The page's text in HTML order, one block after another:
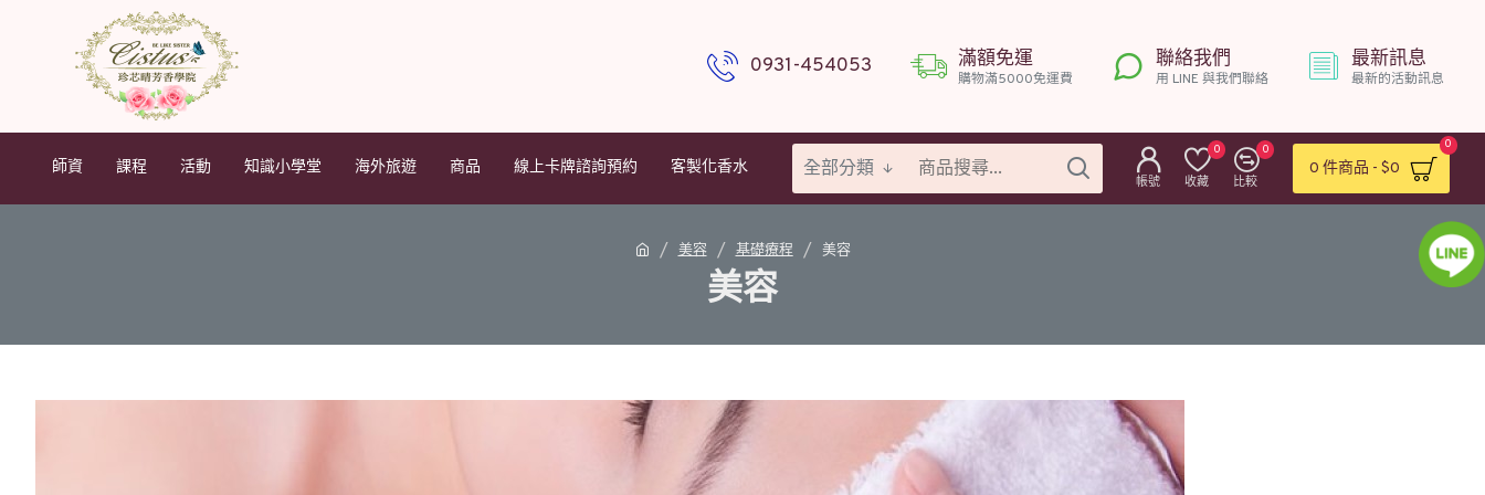
0931-454053 滿額免運
購物滿5000免運費
聯絡我們
用 LINE 與我們聯絡
最新訊息
最新的活動訊息
師資 課程 活動 知識小學堂 海外旅遊 商品 線上卡牌諮詢預約 客製化香水 全部分類
帳號 收藏
0
比較
0
0 件商品 - $0
0
美容 基礎療程 美容
美容